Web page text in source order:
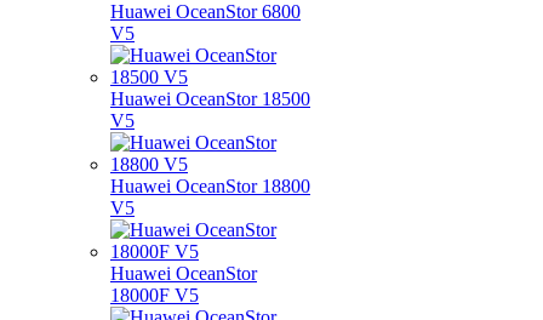
Huawei OceanStor 6800
V5
Huawei OceanStor 18500
V5
Huawei OceanStor 18800
V5
Huawei OceanStor
18000F V5